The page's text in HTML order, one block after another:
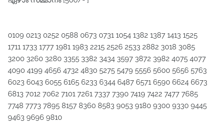
0109 0213 0252 0588 0673 0731 1054 1382 1387 1413 1525
1711 1733 1777 1981 1983 2215 2526 2533 2882 3018 3085
3200 3260 3280 3355 3382 3434 3597 3872 3982 4075 4077
4090 4199 4656 4732 4830 5275 5479 5556 5600 5656 5763
6023 6043 6055 6165 6233 6344 6487 6571 6590 6624 6673
6813 7012 7062 7101 7261 7337 7390 7419 7422 7477 7685
7748 7773 7895 8157 8360 8583 9053 9180 9300 9330 9445
9463 9696 9810